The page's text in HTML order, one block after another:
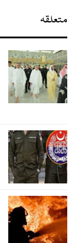
متعلقہ